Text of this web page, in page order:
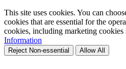
This site uses cookies. You can
cookies that are essential for the
cookies, including marketing cookies
Information
Reject Non-essential Allow All